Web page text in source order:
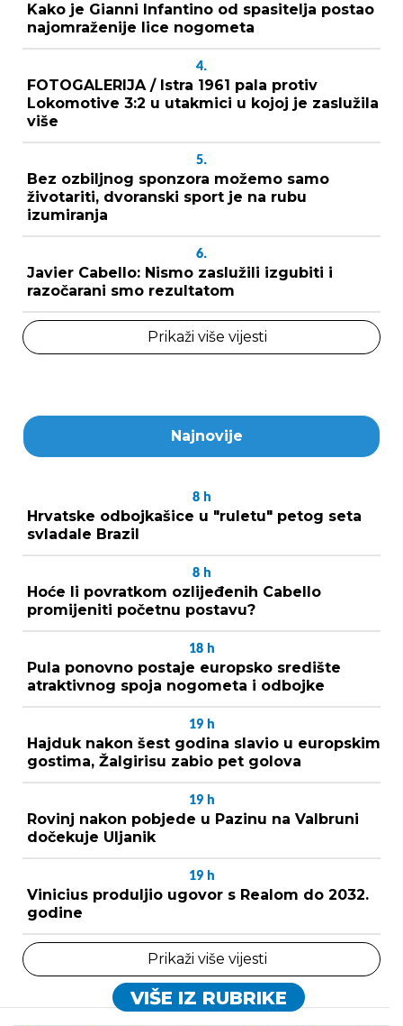
Kako je Gianni Infantino od spasitelja postao
najomraženije lice nogometa
4.
FOTOGALERIJA / Istra 1961 pala protiv
Lokomotive 3:2 u utakmici u kojoj je zaslužila
više
5.
Bez ozbiljnog sponzora možemo samo
životariti, dvoranski sport je na rubu
izumiranja
6.
Javier Cabello: Nismo zaslužili izgubiti i
razočarani smo rezultatom
Prikaži više vijesti
Najnovije
8 h
Hrvatske odbojkašice u "ruletu" petog seta
svladale Brazil
8 h
Hoće li povratkom ozlijeđenih Cabello
promijeniti početnu postavu?
18 h
Pula ponovno postaje europsko središte
atraktivnog spoja nogometa i odbojke
19 h
Hajduk nakon šest godina slavio u europskim
gostima, Žalgirisu zabio pet golova
19 h
Rovinj nakon pobjede u Pazinu na Valbruni
dočekuje Uljanik
19 h
Vinicius produljio ugovor s Realom do 2032.
godine
Prikaži više vijesti
VIŠE IZ RUBRIKE